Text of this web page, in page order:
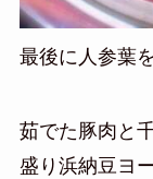
最後に人参葉
茹でた豚肉と
盛り浜納豆ヨ